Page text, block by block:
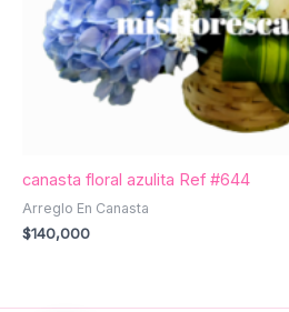
canasta floral azulita Ref #644
Arreglo En Canasta
$140,000